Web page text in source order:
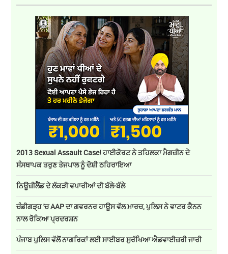
2013 Sexual Assault Case! ਹਾਈਕੋਰਟ ਨੇ ਤਹਿਲਕਾ ਮੈਗਜ਼ੀਨ ਦੇ
ਸੰਸਥਾਪਕ ਤਰੁਣ ਤੇਜਪਾਲ ਨੂੰ ਦੋਸ਼ੀ ਠਹਿਰਾਇਆ
ਨਿਊਜ਼ੀਲੈਂਡ ਦੇ ਲੱਕੜੀ ਵਪਾਰੀਆਂ ਦੀ ਬੱਲੇ-ਬੱਲੇ
ਚੰਡੀਗੜ੍ਹ 'ਚ AAP ਦਾ ਗਵਰਨਰ ਹਾਊਸ ਵੱਲ ਮਾਰਚ, ਪੁਲਿਸ ਨੇ ਵਾਟਰ ਕੈਨਨ
ਨਾਲ ਰੋਕਿਆ ਪ੍ਰਦਰਸ਼ਨ
ਪੰਜਾਬ ਪੁਲਿਸ ਵੱਲੋਂ ਨਾਗਰਿਕਾਂ ਲਈ ਸਾਈਬਰ ਸੁਰੱਖਿਆ ਐਡਵਾਈਜ਼ਰੀ ਜਾਰੀ